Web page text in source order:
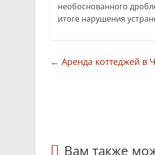
необоснованного
итоге нарушения
← Аренда коттеджей в
Вам также